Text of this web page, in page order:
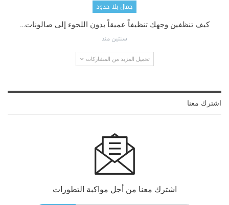
جمال بلا حدود
كيف تنظفين وجهك تنظيفاً عميقاً بدون اللجوء إلى صالونات…
سنتين منذ
تحميل المزيد من المشاركات
اشترك معنا
اشترك معنا من أجل مواكبة التطورات